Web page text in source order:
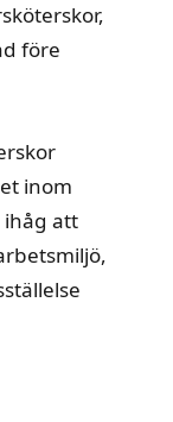
före
inom
ihåg att